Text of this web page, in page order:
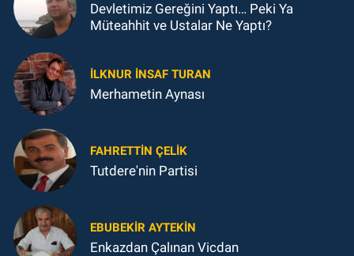
Devletimiz Gereğini Yaptı… Peki Ya
Müteahhit ve Ustalar Ne Yaptı?
İLKNUR İNSAF TURAN
Merhametin Aynası
FAHRETTIN ÇELİK
Tutdere'nin Partisi
EBUBEKIR AYTEKIN
Enkazdan Çalınan Vicdan